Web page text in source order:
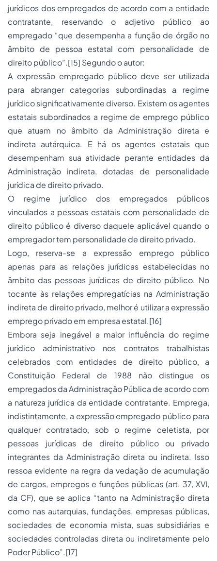
jurídicos dos empregados de acordo com a entidade
contratante, reservando o adjetivo público ao
empregado “que desempenha a função de órgão no
âmbito de pessoa estatal com personalidade de
direito público”.[15] Segundo o autor:
A expressão empregado público deve ser utilizada
para abranger categorias subordinadas a regime
jurídico significativamente diverso. Existem os agentes
estatais subordinados a regime de emprego público
que atuam no âmbito da Administração direta e
indireta autárquica. E há os agentes estatais que
desempenham sua atividade perante entidades da
Administração indireta, dotadas de personalidade
jurídica de direito privado.
O regime jurídico dos empregados públicos
vinculados a pessoas estatais com personalidade de
direito público é diverso daquele aplicável quando o
empregador tem personalidade de direito privado.
Logo, reserva-se a expressão emprego público
apenas para as relações jurídicas estabelecidas no
âmbito das pessoas jurídicas de direito público. No
tocante às relações empregatícias na Administração
indireta de direito privado, melhor é utilizar a expressão
emprego privado em empresa estatal.[16]
Embora seja inegável a maior influência do regime
jurídico administrativo nos contratos trabalhistas
celebrados com entidades de direito público, a
Constituição Federal de 1988 não distingue os
empregados da Administração Pública de acordo com
a natureza jurídica da entidade contratante. Emprega,
indistintamente, a expressão empregado público para
qualquer contratado, sob o regime celetista, por
pessoas jurídicas de direito público ou privado
integrantes da Administração direta ou indireta. Isso
ressoa evidente na regra da vedação de acumulação
de cargos, empregos e funções públicas (art. 37, XVI,
da CF), que se aplica “tanto na Administração direta
como nas autarquias, fundações, empresas públicas,
sociedades de economia mista, suas subsidiárias e
sociedades controladas direta ou indiretamente pelo
Poder Público”.[17]